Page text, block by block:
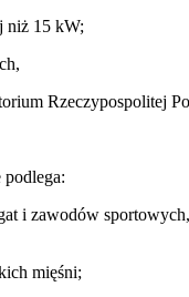
niż 15 kW;
Rzeczypospolitej
i zawodów
mięśni;